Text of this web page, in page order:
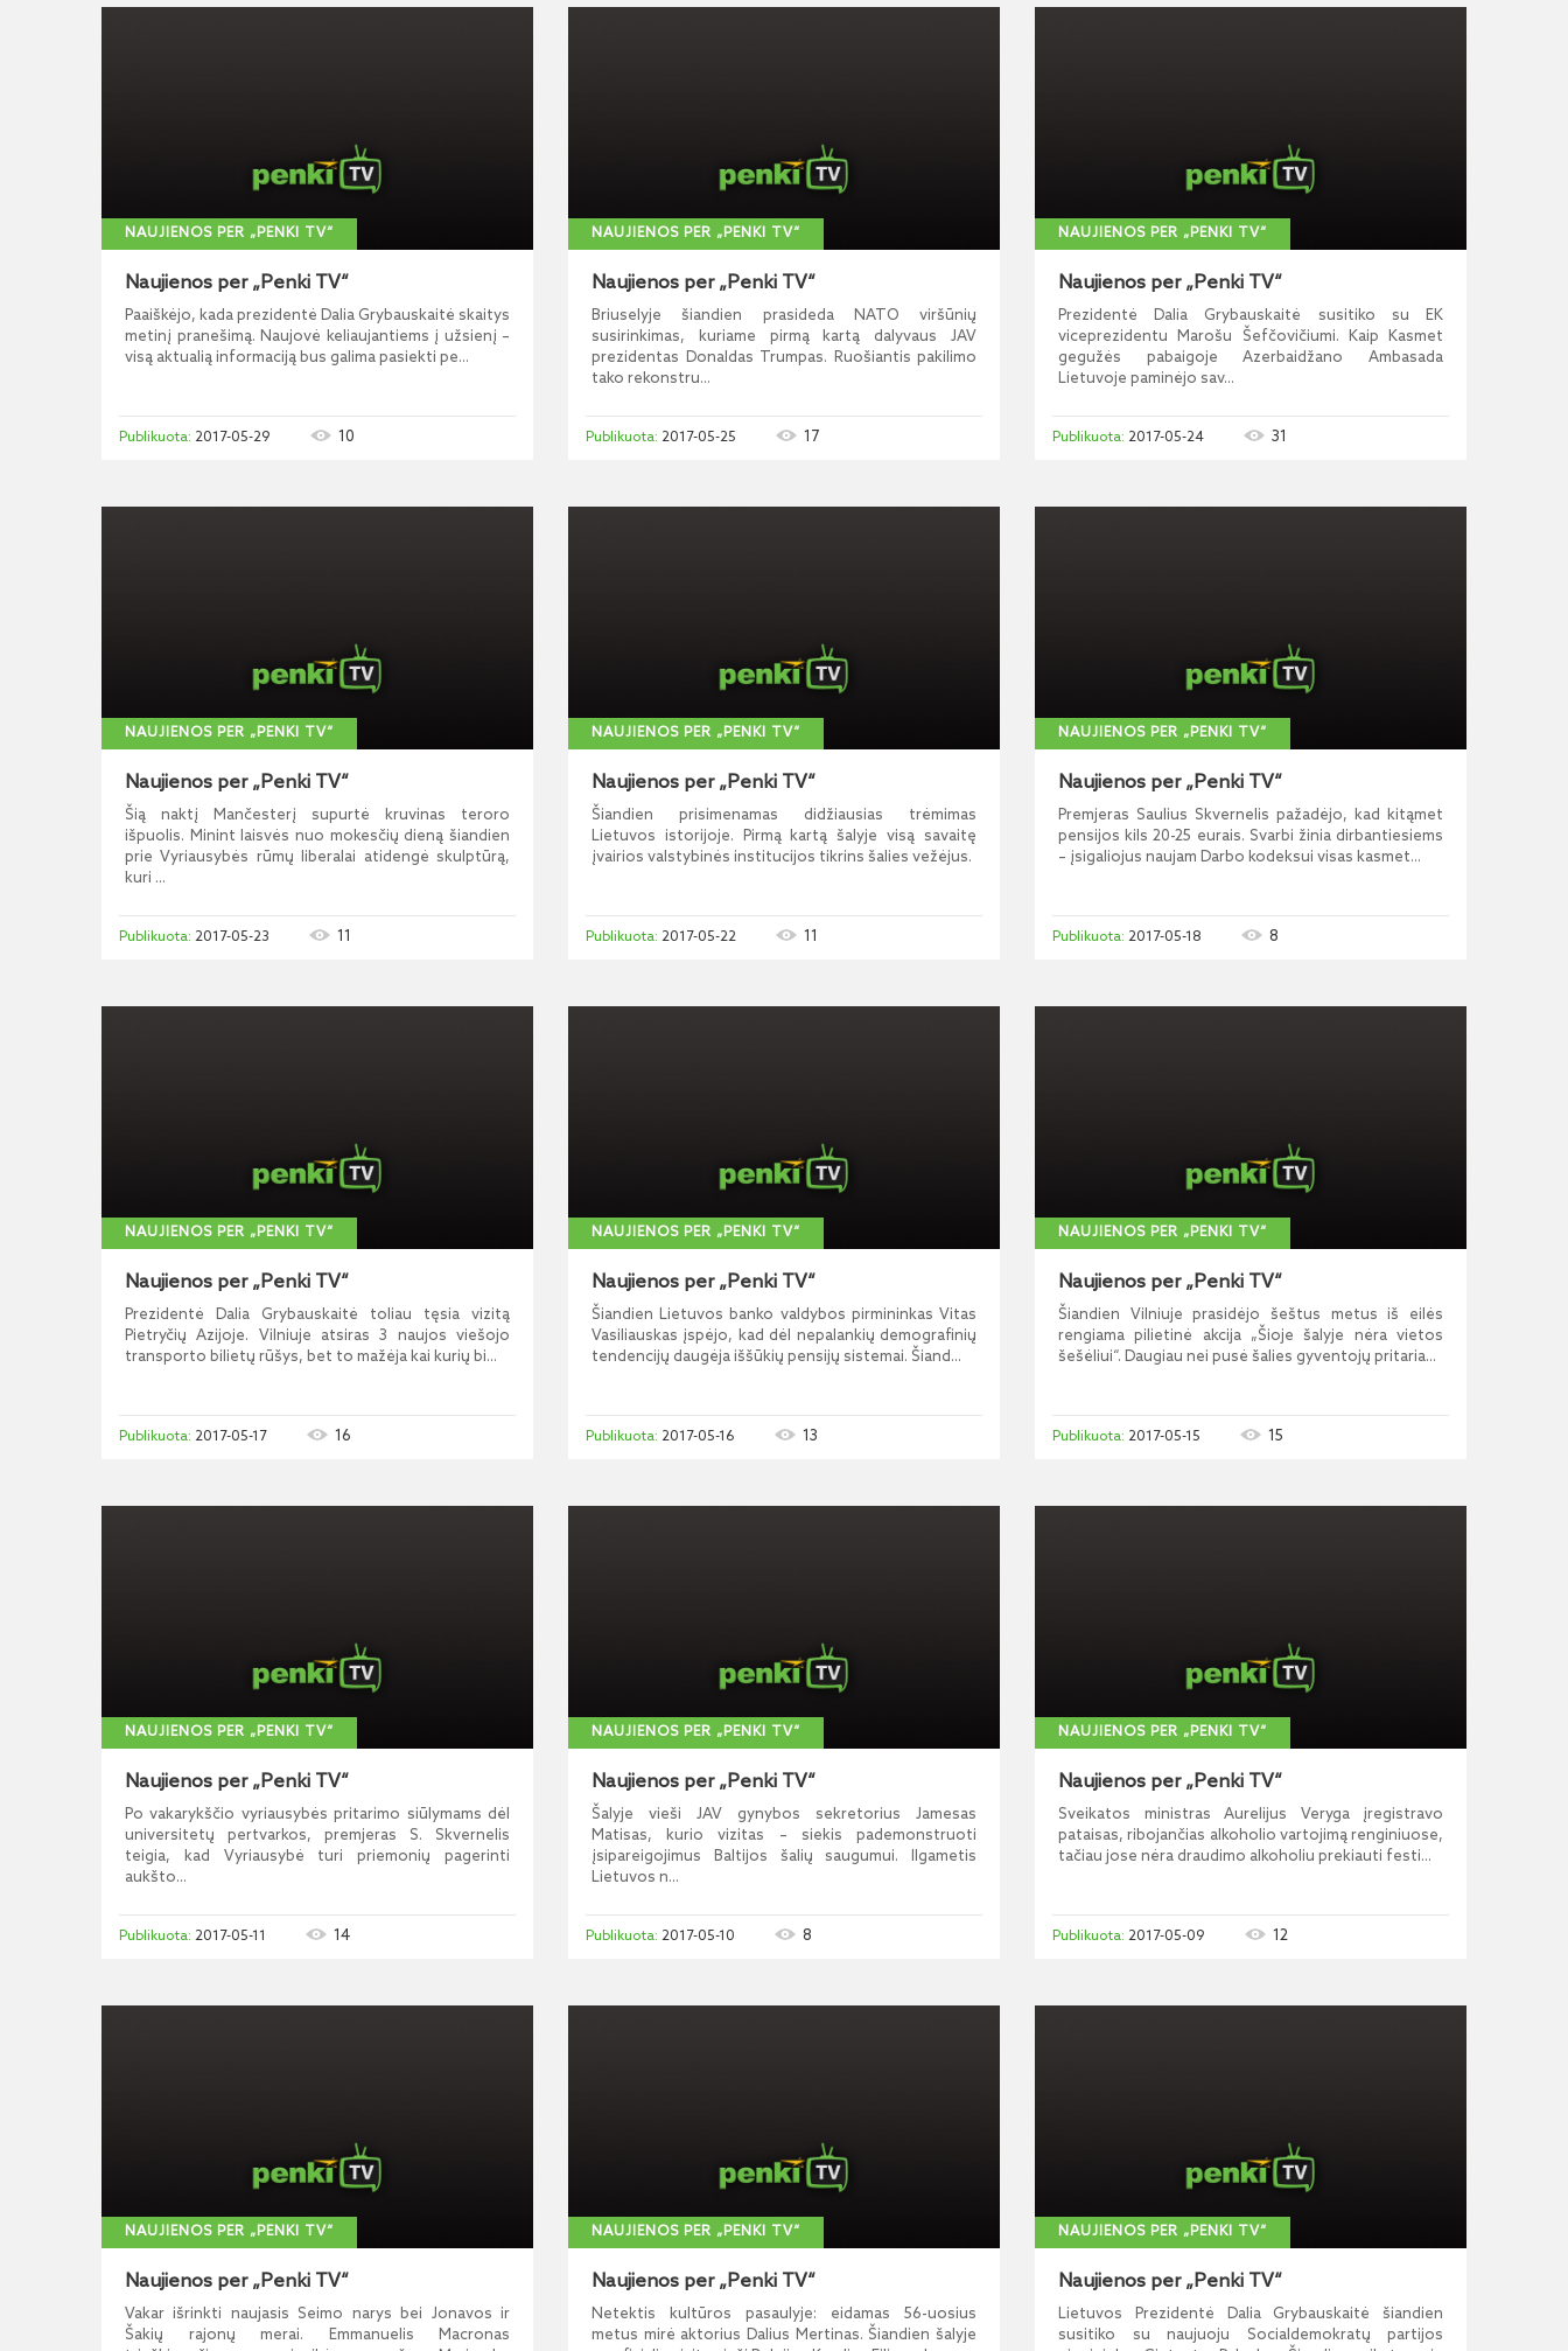
NAUJIENOS PER „PENKI TV“
Naujienos per „Penki TV“
Paaiškėjo, kada prezidentė Dalia Grybauskaitė skaitys
metinį pranešimą. Naujovė keliaujantiems į užsienį –
visą aktualią informaciją bus galima pasiekti pe...
2017-05-29 10
NAUJIENOS PER „PENKI TV“
Naujienos per „Penki TV“
Briuselyje šiandien prasideda NATO viršūnių
susirinkimas, kuriame pirmą kartą dalyvaus JAV
prezidentas Donaldas Trumpas. Ruošiantis pakilimo
tako rekonstru...
2017-05-25 17
NAUJIENOS PER „PENKI TV“
Naujienos per „Penki TV“
Prezidentė Dalia Grybauskaitė susitiko su EK
viceprezidentu Marošu Šefčovičiumi. Kaip Kasmet
gegužės pabaigoje Azerbaidžano Ambasada
Lietuvoje paminėjo sav...
2017-05-24 31
NAUJIENOS PER „PENKI TV“
Naujienos per „Penki TV“
Šią naktį Mančesterį supurtė kruvinas teroro
išpuolis. Minint laisvės nuo mokesčių dieną šiandien
prie Vyriausybės rūmų liberalai atidengė skulptūrą,
kuri ...
2017-05-23 11
NAUJIENOS PER „PENKI TV“
Naujienos per „Penki TV“
Šiandien prisimenamas didžiausias trėmimas
Lietuvos istorijoje. Pirmą kartą šalyje visą savaitę
įvairios valstybinės institucijos tikrins šalies vežėjus.
2017-05-22 11
NAUJIENOS PER „PENKI TV“
Naujienos per „Penki TV“
Premjeras Saulius Skvernelis pažadėjo, kad kitąmet
pensijos kils 20-25 eurais. Svarbi žinia dirbantiesiems
– įsigaliojus naujam Darbo kodeksui visas kasmet...
2017-05-18 8
NAUJIENOS PER „PENKI TV“
Naujienos per „Penki TV“
Prezidentė Dalia Grybauskaitė toliau tęsia vizitą
Pietryčių Azijoje. Vilniuje atsiras 3 naujos viešojo
transporto bilietų rūšys, bet to mažėja kai kurių bi...
2017-05-17 16
NAUJIENOS PER „PENKI TV“
Naujienos per „Penki TV“
Šiandien Lietuvos banko valdybos pirmininkas Vitas
Vasiliauskas įspėjo, kad dėl nepalankių demografinių
tendencijų daugėja iššūkių pensijų sistemai. Šiand...
2017-05-16 13
NAUJIENOS PER „PENKI TV“
Naujienos per „Penki TV“
Šiandien Vilniuje prasidėjo šeštus metus iš eilės
rengiama pilietinė akcija „Šioje šalyje nėra vietos
šešėliui“. Daugiau nei pusė šalies gyventojų pritaria...
2017-05-15 15
NAUJIENOS PER „PENKI TV“
Naujienos per „Penki TV“
Po vakarykščio vyriausybės pritarimo siūlymams dėl
universitetų pertvarkos, premjeras S. Skvernelis
teigia, kad Vyriausybė turi priemonių pagerinti
aukšto...
2017-05-11 14
NAUJIENOS PER „PENKI TV“
Naujienos per „Penki TV“
Šalyje vieši JAV gynybos sekretorius Jamesas
Matisas, kurio vizitas – siekis pademonstruoti
įsipareigojimus Baltijos šalių saugumui. Ilgametis
Lietuvos n...
2017-05-10 8
NAUJIENOS PER „PENKI TV“
Naujienos per „Penki TV“
Sveikatos ministras Aurelijus Veryga įregistravo
pataisas, ribojančias alkoholio vartojimą renginiuose,
tačiau jose nėra draudimo alkoholiu prekiauti festi...
2017-05-09 12
NAUJIENOS PER „PENKI TV“
Naujienos per „Penki TV“
Vakar išrinkti naujasis Seimo narys bei Jonavos ir
Šakių rajonų merai. Emmanuelis Macronas
NAUJIENOS PER „PENKI TV“
Naujienos per „Penki TV“
Netektis kultūros pasaulyje: eidamas 56-uosius
metus mirė aktorius Dalius Mertinas. Šiandien šalyje
NAUJIENOS PER „PENKI TV“
Naujienos per „Penki TV“
Lietuvos Prezidentė Dalia Grybauskaitė šiandien
susitiko su naujuoju Socialdemokratų partijos